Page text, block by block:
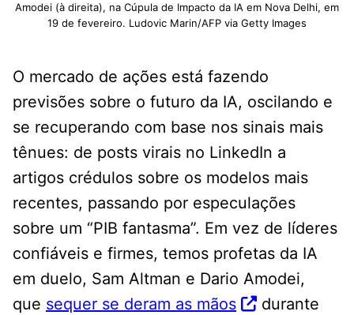
Amodei (à direita), na Cúpula de Impacto da IA ​​em Nova Delhi, em
19 de fevereiro. Ludovic Marin/AFP via Getty Images
O mercado de ações está fazendo
previsões sobre o futuro da IA, oscilando e
se recuperando com base nos sinais mais
tênues: de posts virais no LinkedIn a
artigos crédulos sobre os modelos mais
recentes, passando por especulações
sobre um “PIB fantasma”. Em vez de líderes
confiáveis ​​e firmes, temos profetas da IA ​​
em duelo, Sam Altman e Dario Amodei,
que sequer se deram as mãos
durante